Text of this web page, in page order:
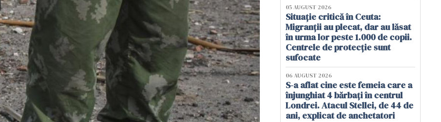
05 AUGUST 2026
Situație critică în Ceuta:
Migranții au plecat, dar au lăsat
în urma lor peste 1.000 de copii.
Centrele de protecție sunt
sufocate
06 AUGUST 2026
S-a aflat cine este femeia care a
înjunghiat 4 bărbați în centrul
Londrei. Atacul Stellei, de 44 de
ani, explicat de anchetatori